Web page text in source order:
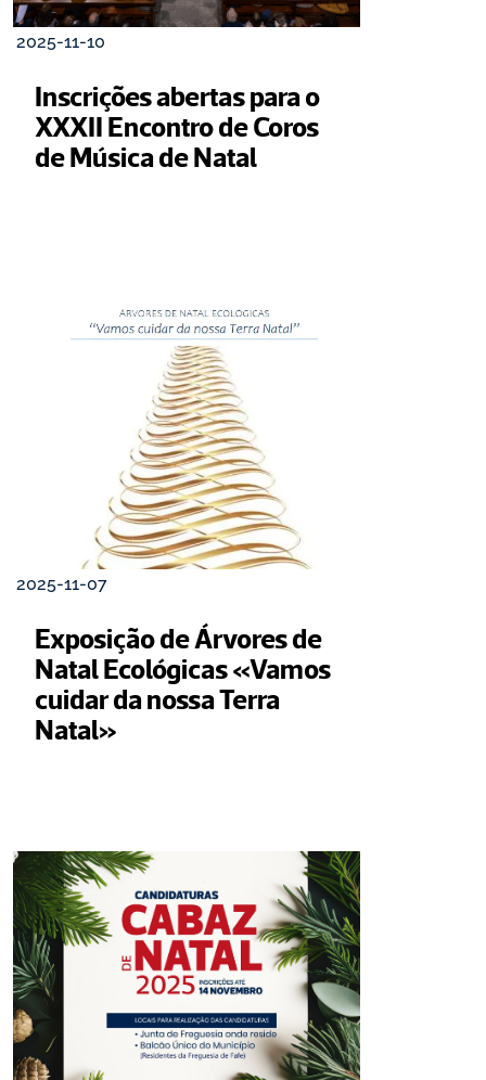
2025-11-10
Inscrições abertas para o
XXXII Encontro de Coros
de Música de Natal
2025-11-07
Exposição de Árvores de
Natal Ecológicas «Vamos
cuidar da nossa Terra
Natal»